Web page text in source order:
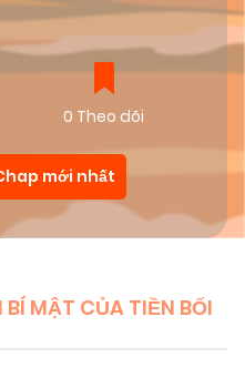
0 Theo dõi
mới nhất
BÍ MẬT CỦA TIỀN BỐI